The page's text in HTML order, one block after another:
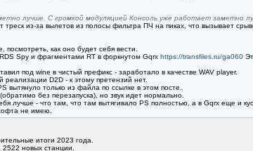
лучше. С громкой модуляцией Консоль уже работает заметно
треск из-за вылетов из полосы фильтра ПЧ на пиках, что вызывает
посмотреть, как оно будет себя вести.
Spy и фрагментами RT в форкнутом Gqrx https://transfiles.ru/ga060
под wine в чистый префикс - заработало в качестве WAV player.
D2D - к этому претензий нет.
только из файла по ссылке в этом посте.
без перезапуска), но звук идет нормально.
лучше - что там, что там вытягивало PS полностью, а в Gqrx еще и
не имею.
итоги 2023 года.
новых станции.